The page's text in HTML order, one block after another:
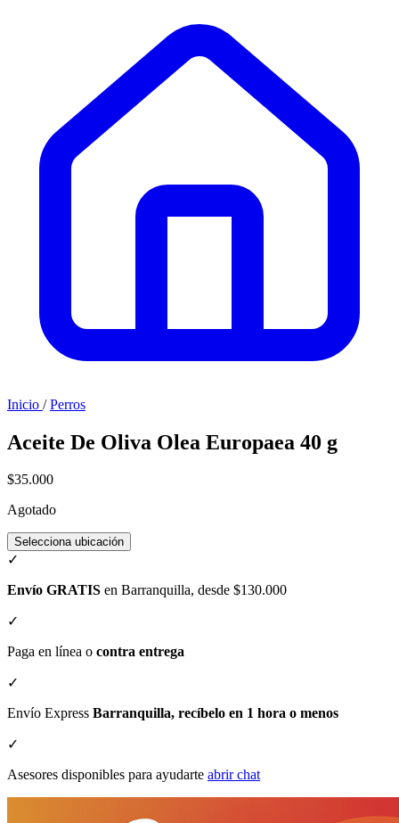
Inicio / Perros
Aceite De Oliva Olea Europaea 40 g
$35.000
Agotado
Selecciona ubicación
✓
Envío GRATIS en Barranquilla, desde $130.000
✓
Paga en línea o contra entrega
✓
Envío Express Barranquilla, recíbelo en 1 hora o menos
✓
Asesores disponibles para ayudarte abrir chat